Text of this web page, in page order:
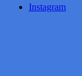
Instagram